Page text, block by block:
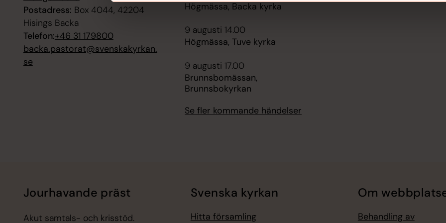
Postadress: Box 4044, 42204
Hisings Backa
Telefon:+46 31 179800
backa.pastorat@svenskakyrkan.
se
Högmässa, Backa kyrka
9 augusti 14.00
Högmässa, Tuve kyrka
9 augusti 17.00
Brunnsbomässan,
Brunnsbokyrkan
Se fler kommande händelser
Jourhavande präst
Akut samtals- och krisstöd.
Svenska kyrkan
Hitta församling
Om
Behandling av